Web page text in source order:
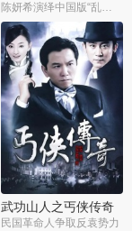
陈妍希演绎中国版“乱世佳人”
全30集
武功山人之丐侠传奇
民国革命人争取反袁势力